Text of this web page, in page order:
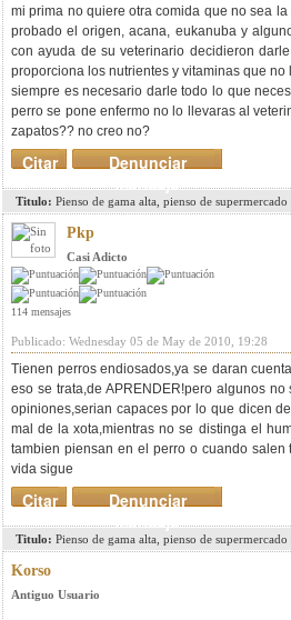
mi prima no quiere otra comida que no sea
probado el origen, acana, eukanuba y
con ayuda de su veterinario decidieron
proporciona los nutrientes y vitaminas que
siempre es necesario darle todo lo que
perro se pone enfermo no lo llevaras al
zapatos?? no creo no?
Denunciar
mensaje
Citar
Titulo: Pienso de gama alta, pienso de supermercado
Pkp
Casi Adicto
114 mensajes
Publicado: Wednesday 05 de May de 2010, 19:28
Tienen perros endiosados,ya se daran
eso se trata,de APRENDER!pero algunos
opiniones,serian capaces por lo que dicen
mal de la xota,mientras no se distinga el
tambien piensan en el perro o cuando
vida sigue
Denunciar
mensaje
Citar
Titulo: Pienso de gama alta, pienso de supermercado
Korso
Antiguo Usuario